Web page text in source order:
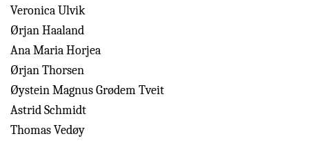
Veronica Ulvik
Ørjan Haaland
Ana Maria Horjea
Ørjan Thorsen
Øystein Magnus Grødem Tveit
Astrid Schmidt
Thomas Vedøy